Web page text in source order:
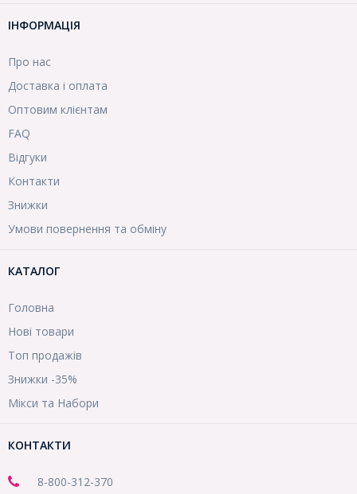
ІНФОРМАЦІЯ
Про нас
Доставка і оплата
Оптовим клієнтам
FAQ
Відгуки
Контакти
Знижки
Умови повернення та обміну
КАТАЛОГ
Головна
Нові товари
Топ продажів
Знижки -35%
Мікси та Набори
КОНТАКТИ
8-800-312-370